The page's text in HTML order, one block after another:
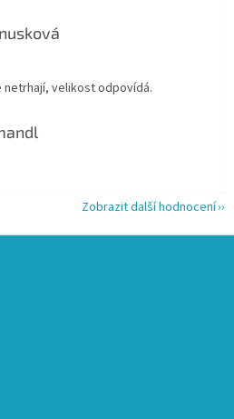
je 5 z 5 hvězdiček.
netrhají, velikost odpovídá.
je 5 z 5 hvězdiček.
Zobrazit další hodnocení